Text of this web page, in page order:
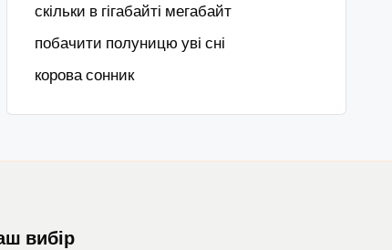
скільки в гігабайті мегабайт
побачити полуницю уві сні
корова сонник
вибір